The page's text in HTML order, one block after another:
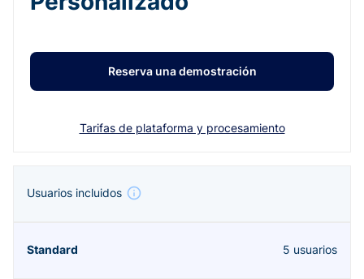
Reserva una demostración
Tarifas de plataforma y procesamiento
Usuarios incluidos
5 usuarios